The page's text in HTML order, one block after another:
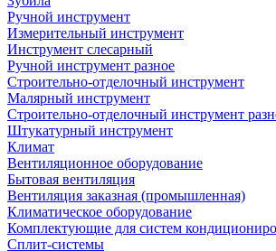
Ручной инструмент
Измерительный инструмент
Инструмент слесарный
Ручной инструмент разное
Строительно-отделочный инструмент
Малярный инструмент
Строительно-отделочный инструмент
Штукатурный инструмент
Климат
Вентиляционное оборудование
Бытовая вентиляция
Вентиляция заказная (промышленная)
Климатическое оборудование
Комплектующие для систем
Сплит-системы